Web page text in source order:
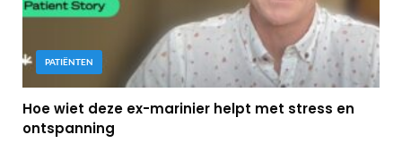
PATIËNTEN
Hoe wiet deze ex-marinier helpt met stress en
ontspanning